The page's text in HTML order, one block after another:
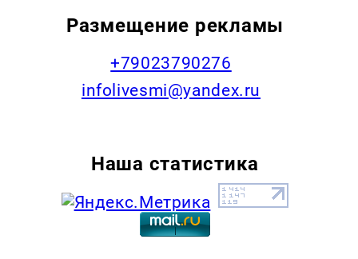
Размещение рекламы
+79023790276
infolivesmi@yandex.ru
Наша статистика